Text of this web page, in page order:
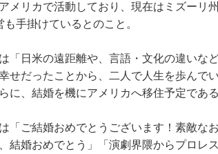
メリカで活動しており、現在はミズーリ
も手掛けているとのこと。
「日米の遠距離や、言語・文化の違いな
せだったことから、二人で人生を歩んで
に、結婚を機にアメリカへ移住予定であ
「ご結婚おめでとうございます！素敵な
結婚おめでとう」「演劇界隈からプロレ